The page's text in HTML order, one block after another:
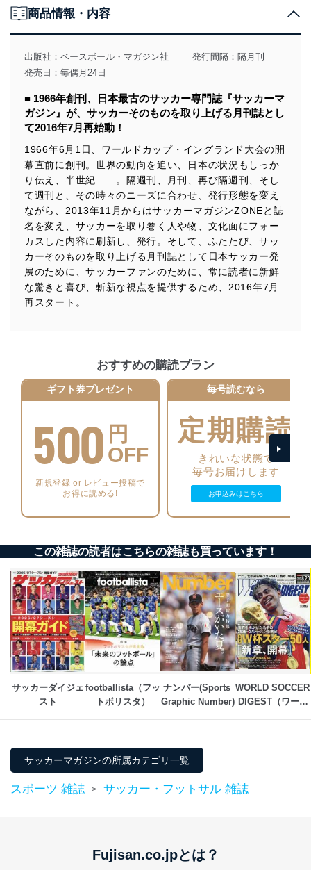
用目的を明確にし、本人の同意を得たうえで利用目的の
達成に必要な範囲内で適法かつ公正な手段によって取
得・利用・提供を行います。また、当社が保有している
個人情報は、同意を得ずに目的外利用、第三者への提
みを確実にするため、従業者等の教育を徹底してまいり
ます。また、目的外利用を行わないために、適切な管理
措置を講じます。
法令遵守
当社は、個人情報に関連する法令、国が定める指針及び
その他の規範を遵守します。また、当社の管理の仕組み
に、これらの法令及びその他の規範を常に適合させま
す。
個人情報の安全管理措置
当社は、個人情報の正確性及び安全性を確保するため
に、下記セキュリティ対策をはじめとする安全対策を実
施し、個人情報の漏えい、滅失またはき損の防止及び是
正に努めます。
機器を取り扱う従業者を明確化し、 個人データへ
の不要なアクセスを防止しています。
アクセス者の識別と認証
ーザーアカウント制御）により、個人情報データ
ベース等を取り扱う情報システムを使用する従業
者を識別・認証しています。
個人データを取り扱う機器等のオペレーティング
システムを最新の状態に保持しています。
個人データを取り扱う機器等にセキュリティ対策
メール等により個人データの含まれるファイルを
送信する場合に、当該ファイルへのパスワードを
設定しています。
個人情報保護マネジメントシステムの継続的改善
当社は、内部監査及びマネジメントレビューの機会を通
じて、個人情報保護マネジメントシステムを継続的に改
善し、常に最良の状態を維持します。
苦情及び相談受付け窓口
ステムに関するご相談及び苦情については以下までご連
絡ください。
適切、かつ迅速に対応させていただきます。
cs@fujisan.co.jp
商品情報・内容
出版社： ベースボール・マガジン社
発行間隔：隔月刊
発売日：毎偶月24日
■ 1966年創刊、日本最古のサッカー専門誌『サッカーマ
ガジン』が、サッカーそのものを取り上げる月刊誌とし
て2016年7月再始動！
1966年6月1日、ワールドカップ・イングランド大会の開
幕直前に創刊。世界の動向を追い、日本の状況もしっか
り伝え、半世紀――。隔週刊、月刊、再び隔週刊、そし
て週刊と、その時々のニーズに合わせ、発行形態を変え
ながら、2013年11月からはサッカーマガジンZONEと誌
名を変え、サッカーを取り巻く人や物、文化面にフォー
カスした内容に刷新し、発行。そして、ふたたび、サッ
カーそのものを取り上げる月刊誌として日本サッカー発
展のために、サッカーファンのために、常に読者に新鮮
な驚きと喜び、斬新な視点を提供するため、2016年7月
再スタート。
おすすめの購読プラン
ギフト券プレゼント
500 円
OFF
新規登録 or レビュー投稿で
お得に読める!
毎号読むなら
定期購読
きれいな状態で
毎号お届けします
お申込みはこちら
この雑誌の読者はこちらの雑誌も買っています！
サッカーダイジェ
スト
footballista（フッ
トボリスタ）
ナンバー(Sports
Graphic Number)
WORLD SOCCER
DIGEST（ワール
サッカーマガジンの所属カテゴリ一覧
スポーツ 雑誌 > サッカー・フットサル 雑誌
Fujisan.co.jpとは？